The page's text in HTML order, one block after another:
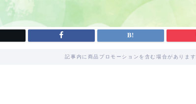
記事内に商品プロモーションを含む場合があります